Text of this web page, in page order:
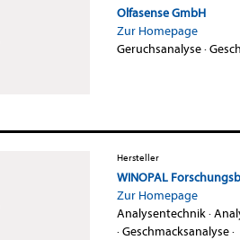
Olfasense GmbH
Zur Homepage
Geruchsanalyse·
Hersteller
WINOPAL
Zur Homepage
Analysentechnik·
·Geschmacksanalyse·